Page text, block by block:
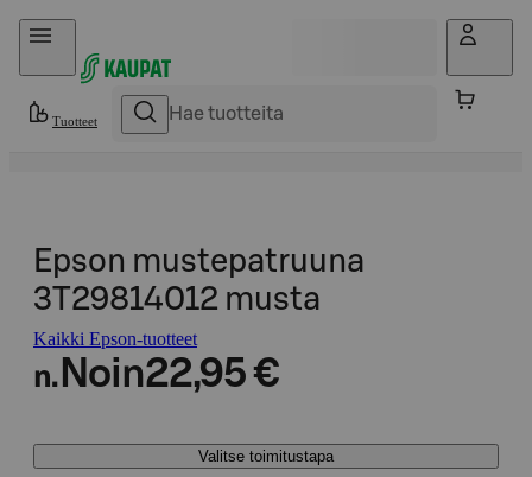
Hyppää sisältöön
Tuotteet
Epson mustepatruuna
3T29814012 musta
Kaikki Epson-tuotteet
n. Noin22,95 €
Valitse toimitustapa